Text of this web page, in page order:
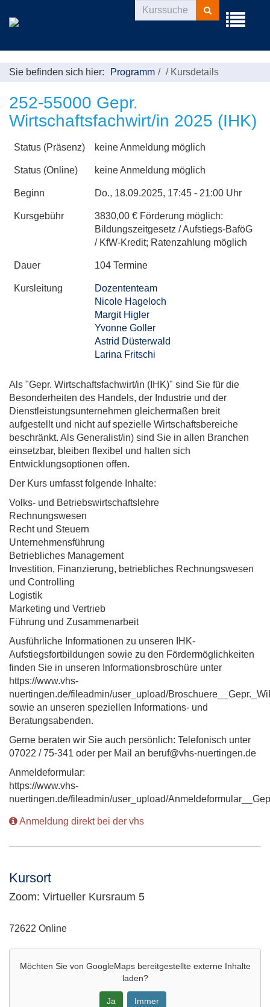
Menü
Kurse
suchen
Sie befinden sich hier: Programm / Kursdetails
252-55000 Gepr.
Wirtschaftsfachwirt/in 2025 (IHK)
Status (Präsenz) keine Anmeldung möglich
Status (Online) keine Anmeldung möglich
Beginn Do., 18.09.2025, 17:45 - 21:00 Uhr
Kursgebühr
3830,00 € Förderung möglich:
Bildungszeitgesetz / Aufstiegs-BaföG
/ KfW-Kredit; Ratenzahlung möglich
Dauer 104 Termine
Kursleitung
Dozententeam
Nicole Hageloch
Margit Higler
Yvonne Goller
Astrid Düsterwald
Larina Fritschi
Als "Gepr. Wirtschaftsfachwirt/in (IHK)" sind Sie für die
Besonderheiten des Handels, der Industrie und der
Dienstleistungsunternehmen gleichermaßen breit
aufgestellt und nicht auf spezielle Wirtschaftsbereiche
beschränkt. Als Generalist/in) sind Sie in allen Branchen
einsetzbar, bleiben flexibel und halten sich
Entwicklungsoptionen offen.
Der Kurs umfasst folgende Inhalte:
Volks- und Betriebswirtschaftslehre
Rechnungswesen
Recht und Steuern
Unternehmensführung
Betriebliches Management
Investition, Finanzierung, betriebliches Rechnungswesen
und Controlling
Logistik
Marketing und Vertrieb
Führung und Zusammenarbeit
Ausführliche Informationen zu unseren IHK-
Aufstiegsfortbildungen sowie zu den Fördermöglichkeiten
finden Sie in unseren Informationsbroschüre unter
https://www.vhs-
nuertingen.de/fileadmin/user_upload/
sowie an unseren speziellen Informations- und
Beratungsabenden.
Gerne beraten wir Sie auch persönlich: Telefonisch unter
07022 / 75-341 oder per Mail an beruf@vhs-nuertingen.de
Anmeldeformular:
https://www.vhs-
nuertingen.de/fileadmin/user_upload/
Anmeldung direkt bei der vhs
Kursort
Zoom: Virtueller Kursraum 5
72622 Online
Möchten Sie von GoogleMapsbereitgestellte externe Inhalte
laden?
Ja Immer